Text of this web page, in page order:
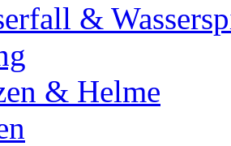
&
& Helme